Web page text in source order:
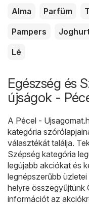
Alma Parfüm
Pampers
Lé
Egészség és
újságok -
A Pécel -
kategória
választékát találja.
Szépség kategória
legújabb akciókat és
legnépszerűbb
helyre összegyűjtünk
információt az